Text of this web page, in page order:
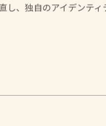
し、独自のアイデンテ